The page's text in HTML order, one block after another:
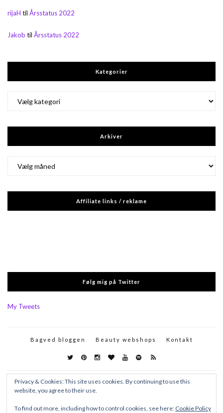
rijaH til Årsstatus 2022
Jakob til Årsstatus 2022
Kategorier
Arkiver
Affiliate links / reklame
Følg mig på Twitter
My Tweets
Bagved bloggen Beauty webshops Kontakt
Privacy & Cookies: This site uses cookies. By continuing to use this
website, you agree to their use.
To find out more, including how to control cookies, see here: Cookie Policy